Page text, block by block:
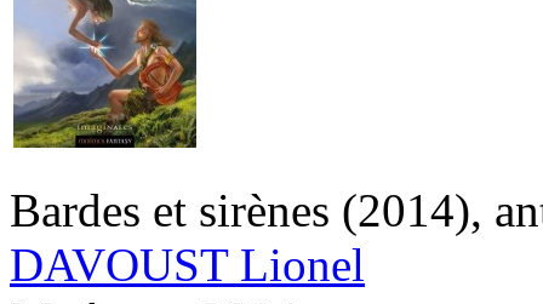
Bardes et sirènes (2014),
DAVOUST Lionel